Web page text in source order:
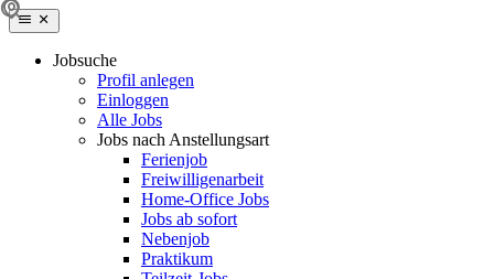
Jobsuche
Profil anlegen
Einloggen
Alle Jobs
Jobs nach Anstellungsart
Ferienjob
Freiwilligenarbeit
Home-Office Jobs
Jobs ab sofort
Nebenjob
Praktikum